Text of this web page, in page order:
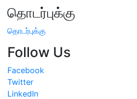
தொடர்புக்கு
தொடர்புக்கு
Follow Us
Facebook
Twitter
LinkedIn